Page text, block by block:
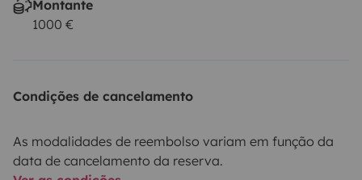
Montante
1000 €
Condições de cancelamento
As modalidades de reembolso variam em função da
data de cancelamento da reserva.